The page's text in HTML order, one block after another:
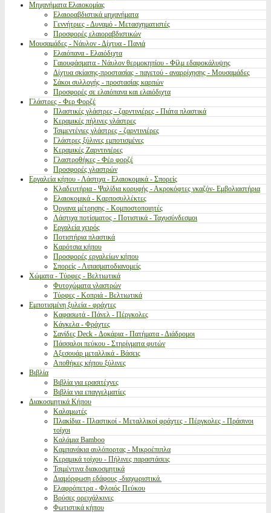
Μηχανήματα Ελαιοκομίας
Ελαιοραβδιστικά μηχανήματα
Γεννήτριες - Δυναμό - Μετασχηματιστές
Προσφορές ελαιοραβδιστικών
Μουσαμάδες - Νάυλον - Δίχτυα - Πανιά
Ελαιόπανα - Ελαιόδιχτα
Γαιουφάσματα - Νάυλον θερμοκηπίου - Φίλμ εδαφοκάλυψης
Δίχτυα σκίασης-προστασίας - παγετού - αναρρίχησης - Μουσαμάδες
Σάκοι συλλογής - προστασίας καρπών
Προσφορές σε ελαιόπανα και ελαιόδιχτα
Γλάστρες - Φερ Φορζέ
Πλαστικές γλάστρες - ζαρντινιέρες - Πιάτα πλαστικά
Κεραμικές πήλινες γλάστρες
Τσιμεντένιες γλάστρες - ζαρντινιέρες
Γλάστρες ξύλινες εμποτισμένες
Κεραμικές Ζαρντινιέρες
Γλαστροθήκες - Φέρ φορζέ
Προσφορές γλαστρών
Εργαλεία κήπου - Λάστιχα - Ελαιοκομικά - Σπορείς
Κλαδευτήρια - Ψαλίδια κορυφής - Ακροκόφτες γκαζόν- Εμβολιαστήρια
Ελαιοκομικά - Καρποσυλλέκτες
Όργανα μέτρησης - Κομποστοποιητές
Λάστιχα ποτίσματος - Ποτιστικά - Ταχυσύνδεσμοι
Εργαλεία χειρός
Ποτιστήρια πλαστικά
Καρότσια κήπου
Προσφορές εργαλείων κήπου
Σπορείς - Λιπασματοδιανομείς
Χώματα - Τύρφες - Βελτιωτικά
Φυτοχώματα γλαστρών
Τύρφες - Κοπριά - Βελτιωτικά
Εμποτισμένη ξυλεία - φράχτες
Καφασωτά - Πάνελ - Πέργκολες
Κάγκελα - Φράχτες
Σανίδες Deck - Δοκάρια - Πατήματα - Διάδρομοι
Πάσσαλοι πεύκου - Στηρίγματα φυτών
Αξεσουάρ μεταλλικά - Βάσεις
Αποθήκες κήπου ξύλινες
Βιβλία
Βιβλία για ερασιτέχνες
Βιβλία για επαγγελματίες
Διακοσμητικά Κήπου
Καλαμωτές
Πλακίδια - Πλαστικοί - Μεταλλικοί φράχτες - Πέργκολες - Πράσινοι
τοίχοι
Καλάμια Bamboo
Καμπανάκια αυλόπορτας - Μικροέπιπλα
Κεραμικά τοίχου - Πήλινες παραστάσεις
Τσιμέντινα διακοσμητικά
Διαμόρφωση εδάφους -διαχωριστικά.
Ελαφρόπετρα - Φλοιός Πεύκου
Βρύσες ορειχάλκινες
Φωτιστικά κήπου